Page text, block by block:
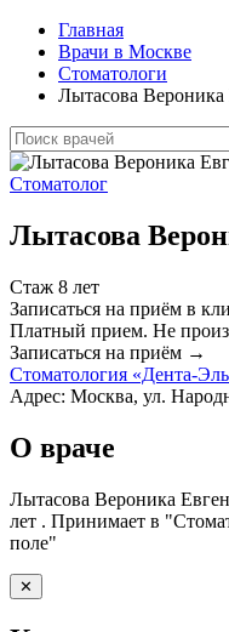
Главная
Врачи в Москве
Стоматологи
Лытасова Вероника
Стоматолог
Лытасова
Стаж 8 лет
Записаться на приём в
Платный прием. Не
Записаться на приём →
Стоматология «Дента-
Адрес: Москва, ул.
О враче
Лытасова Вероника
лет . Принимает в
поле"
✕